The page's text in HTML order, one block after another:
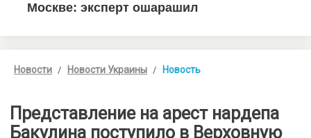
Новости Новости Украины Новость
Представление на арест нардепа
Бакулина поступило в Верховную